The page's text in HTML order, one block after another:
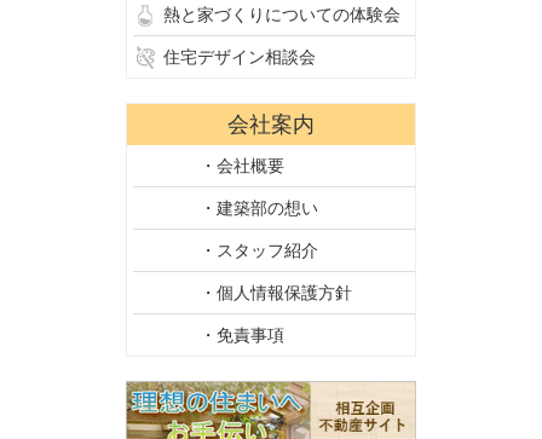
熱と家づくりについての体験会
住宅デザイン相談会
会社案内
・会社概要
・建築部の想い
・スタッフ紹介
・個人情報保護方針
・免責事項